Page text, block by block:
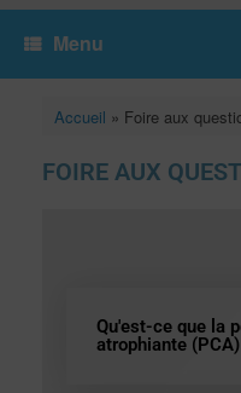
Menu
Accueil » Foire aux
FOIRE AUX
Qu'est-ce que la
atrophiante